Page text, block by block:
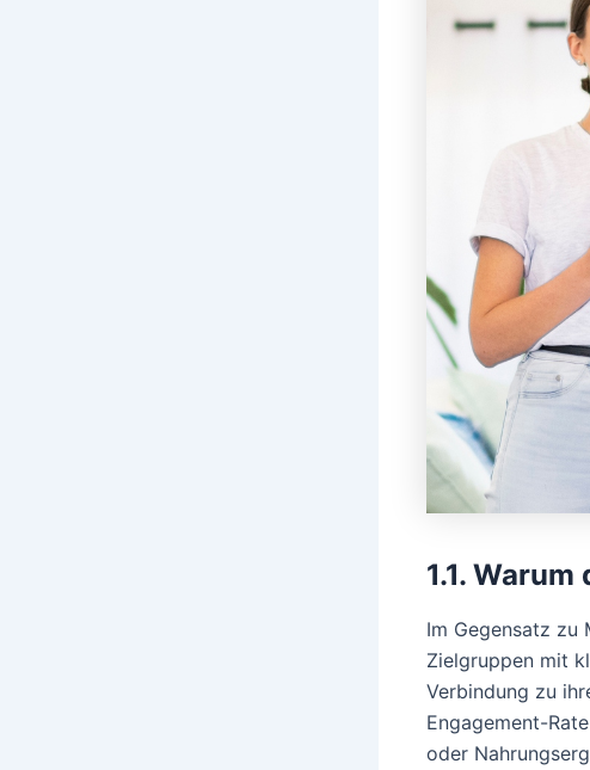
1.1.
Im Gegensatz zu
Zielgruppen mit
Verbindung zu
Engagement-
oder